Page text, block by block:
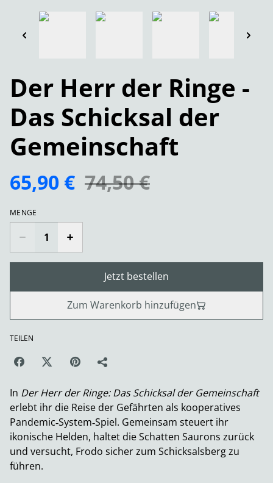
Der Herr der Ringe -
Das Schicksal der
Gemeinschaft
65,90 € 74,50 €
MENGE
Jetzt bestellen
Zum Warenkorb hinzufügen
TEILEN
In Der Herr der Ringe: Das Schicksal der Gemeinschaft
erlebt ihr die Reise der Gefährten als kooperatives
Pandemic‑System‑Spiel. Gemeinsam steuert ihr
ikonische Helden, haltet die Schatten Saurons zurück
und versucht, Frodo sicher zum Schicksalsberg zu
führen.